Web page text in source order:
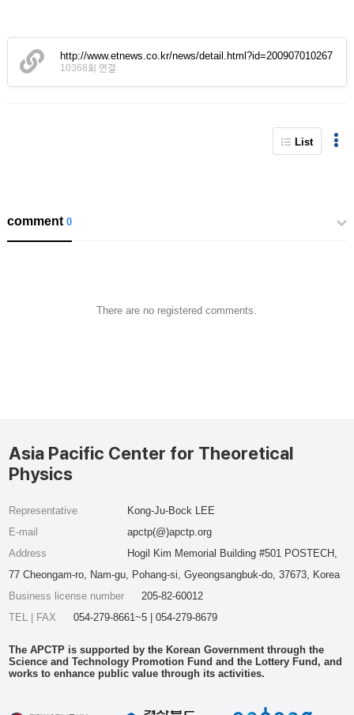
http://www.etnews.co.kr/news/detail.html?id=200907010267
10368회 연결
List
comment0
There are no registered comments.
Asia Pacific Center for Theoretical
Physics
Representative
Kong-Ju-Bock LEE
E-mail
apctp(@)apctp.org
Address
Hogil Kim Memorial Building #501 POSTECH,
77 Cheongam-ro, Nam-gu, Pohang-si, Gyeongsangbuk-do, 37673, Korea
Business license number
205-82-60012
TEL | FAX
054-279-8661~5 | 054-279-8679
The APCTP is supported by the Korean Government through the
Science and Technology Promotion Fund and the Lottery Fund, and
works to enhance public value through its activities.